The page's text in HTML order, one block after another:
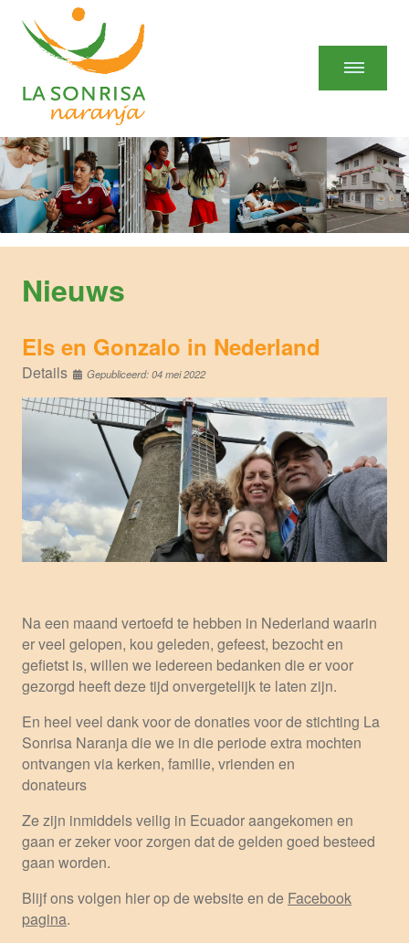
Nieuws
Els en Gonzalo in Nederland
Details Gepubliceerd: 04 mei 2022
Na een maand vertoefd te hebben in Nederland waarin
er veel gelopen, kou geleden, gefeest, bezocht en
gefietst is, willen we iedereen bedanken die er voor
gezorgd heeft deze tijd onvergetelijk te laten zijn.
En heel veel dank voor de donaties voor de stichting La
Sonrisa Naranja die we in die periode extra mochten
ontvangen via kerken, familie, vrienden en
donateurs
Ze zijn inmiddels veilig in Ecuador aangekomen en
gaan er zeker voor zorgen dat de gelden goed besteed
gaan worden.
Blijf ons volgen hier op de website en de Facebook
pagina.